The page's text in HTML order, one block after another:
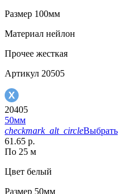
Размер 100мм
Материал нейлон
Прочее жесткая
Артикул 20505
20405
50мм
checkmark_alt_circleВыбрать
61.65 р.
По 25 м
Цвет белый
Размер 50мм